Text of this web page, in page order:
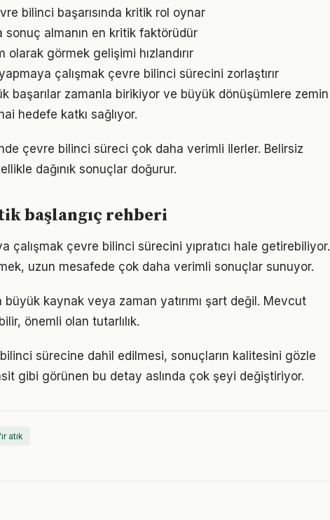
bilinci başarısında kritik rol oynar
sonuç almanın en kritik faktörüdür
olarak görmek gelişimi hızlandırır
çalışmak çevre bilinci sürecini zorlaştırır
başarılar zamanla birikiyor ve büyük dönüşümlere zemin
hedefe katkı sağlıyor.
çevre bilinci süreci çok daha verimli ilerler. Belirsiz
dağınık sonuçlar doğurur.
başlangıç rehberi
çalışmak çevre bilinci sürecini yıpratıcı hale getirebiliyor.
uzun mesafede çok daha verimli sonuçlar sunuyor.
büyük kaynak veya zaman yatırımı şart değil. Mevcut
önemli olan tutarlılık.
sürecine dahil edilmesi, sonuçların kalitesini gözle
gibi görünen bu detay aslında çok şeyi değiştiriyor.
atık